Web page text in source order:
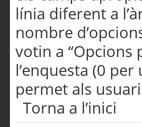
línia diferent a
nombre
votin a “Opcions
l’enquesta (0
permet als
Torna a l’inici